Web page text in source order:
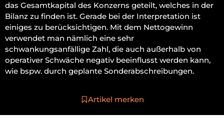
das Gesamtkapital des Konzerns geteilt, welches in der
Bilanz zu finden ist. Gerade bei der Interpretation ist
einiges zu berücksichtigen. Mit dem Nettogewinn
verwendet man nämlich eine sehr
schwankungsanfällige Zahl, die auch außerhalb von
operativer Schwäche negativ beeinflusst werden kann,
wie bspw. durch geplante Sonderabschreibungen.
Artikel merken